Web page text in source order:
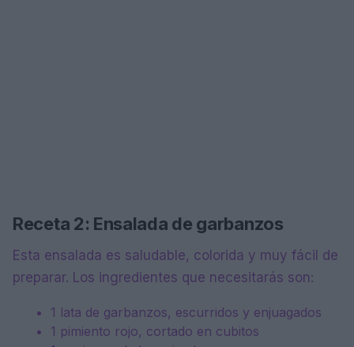
Receta 2: Ensalada de garbanzos
Esta ensalada es saludable, colorida y muy fácil de
preparar. Los ingredientes que necesitarás son:
1 lata de garbanzos, escurridos y enjuagados
1 pimiento rojo, cortado en cubitos